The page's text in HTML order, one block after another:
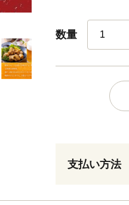
数量
支払い方法